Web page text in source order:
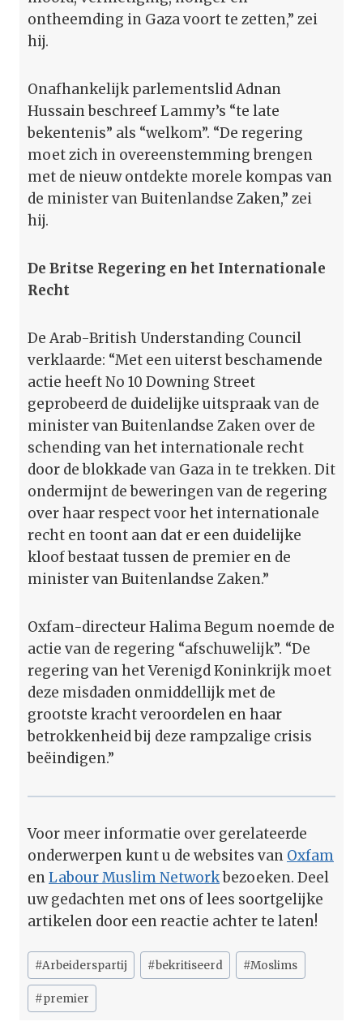
ontheemding in Gaza voort te zetten,” zei
hij.
Onafhankelijk parlementslid Adnan
Hussain beschreef Lammy’s “te late
bekentenis” als “welkom”. “De regering
moet zich in overeenstemming brengen
met de nieuw ontdekte morele kompas van
de minister van Buitenlandse Zaken,” zei
hij.
De Britse Regering en het Internationale
Recht
De Arab-British Understanding Council
verklaarde: “Met een uiterst beschamende
actie heeft No 10 Downing Street
geprobeerd de duidelijke uitspraak van de
minister van Buitenlandse Zaken over de
schending van het internationale recht
door de blokkade van Gaza in te trekken. Dit
ondermijnt de beweringen van de regering
over haar respect voor het internationale
recht en toont aan dat er een duidelijke
kloof bestaat tussen de premier en de
minister van Buitenlandse Zaken.”
Oxfam-directeur Halima Begum noemde de
actie van de regering “afschuwelijk”. “De
regering van het Verenigd Koninkrijk moet
deze misdaden onmiddellijk met de
grootste kracht veroordelen en haar
betrokkenheid bij deze rampzalige crisis
beëindigen.”
Voor meer informatie over gerelateerde
onderwerpen kunt u de websites van Oxfam
enLabour Muslim Networkbezoeken. Deel
uw gedachten met ons of lees soortgelijke
artikelen door een reactie achter te laten!
Bericht
tags:
#Arbeiderspartij #bekritiseerd #Moslims
#premier